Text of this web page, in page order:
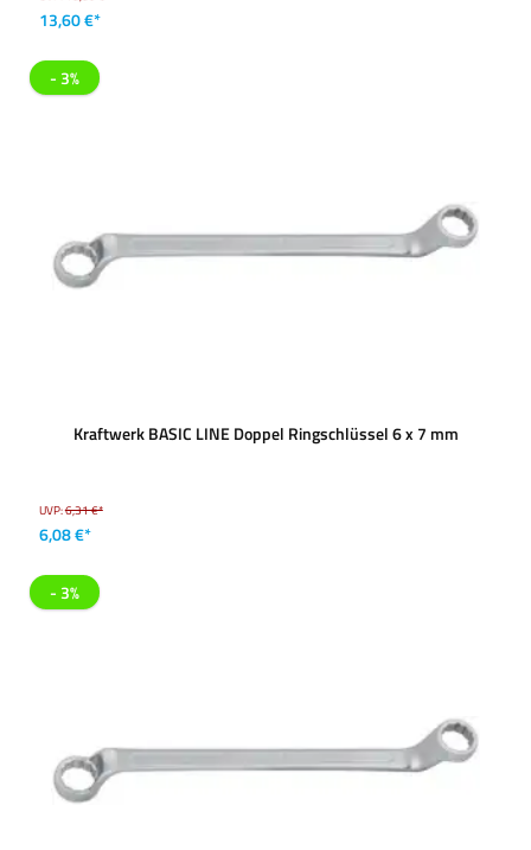
13,60 €*
- 3%
Kraftwerk BASIC LINE Doppel Ringschlüssel 6 x 7 mm
UVP:6,31 €*
6,08 €*
- 3%